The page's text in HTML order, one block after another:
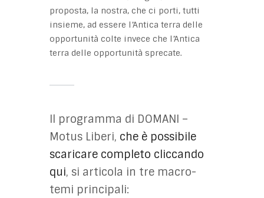
proposta, la nostra, che ci porti, tutti
insieme, ad essere l’Antica terra delle
opportunità colte invece che l’Antica
terra delle opportunità sprecate.
Il programma di DOMANI –
Motus Liberi, che è possibile
scaricare completo cliccando
qui, si articola in tre macro-
temi principali: